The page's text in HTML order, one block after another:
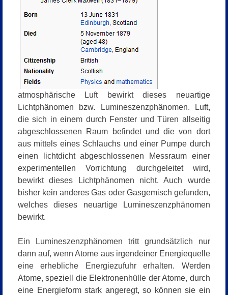
atmosphärische Luft bewirkt dieses neuartige
Lichtphänomen bzw. Lumineszenzphänomen. Luft,
die sich in einem durch Fenster und Türen allseitig
abgeschlossenen Raum befindet und die von dort
aus mittels eines Schlauchs und einer Pumpe durch
einen lichtdicht abgeschlossenen Messraum einer
experimentellen Vorrichtung durchgeleitet wird,
bewirkt dieses Lichtphänomen nicht. Auch wurde
bisher kein anderes Gas oder Gasgemisch gefunden,
welches dieses neuartige Lumineszenzphänomen
bewirkt.
Ein Lumineszenzphänomen tritt grundsätzlich nur
dann auf, wenn Atome aus irgendeiner Energiequelle
eine erhebliche Energiezufuhr erhalten. Werden
Atome, speziell die Elektronenhülle der Atome, durch
eine Energieform stark angeregt, so können sie ein